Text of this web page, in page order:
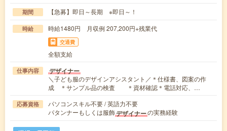
期間 【急募】即日～長期 ※即日～！
時給 時給1480円 月収例 207,200円+残業代
交通費
全額支給
仕事内容 デザイナー
＼子ども服のデザインアシスタント／＊仕様書、図案の作
成 ＊サンプル品の検査 ＊資材確認＊電話対応、…
応募資格
パソコンスキル不要 / 英語力不要
パタンナーもしくは服飾デザイナーの実務経験